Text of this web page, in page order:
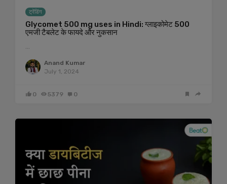
ट्रेंडिंग
Glycomet 500 mg uses in Hindi: ग्लाइकोमेट 500
एमजी टैबलेट के फायदे और नुकसान
…
Anand Kumar
July 1, 2024
0 5379 0